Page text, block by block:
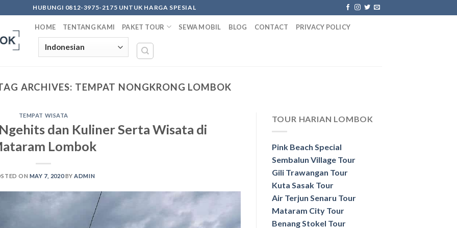
HUBUNGI 0812-3975-2175 UNTUK HARGA SPESIAL
HOME TENTANG KAMI PAKET TOUR SEWA MOBIL BLOG CONTACT PRIVACY POLICY
ARCHIVES: TEMPAT NONGKRONG LOMBOK
TEMPAT WISATA
dan Kuliner Serta Wisata di
Lombok
ON MAY 7, 2020BYADMIN
TOUR HARIAN LOMBOK
Pink Beach Special
Sembalun Village Tour
Gili Trawangan Tour
Kuta Sasak Tour
Air Terjun Senaru Tour
Mataram City Tour
Benang Stokel Tour